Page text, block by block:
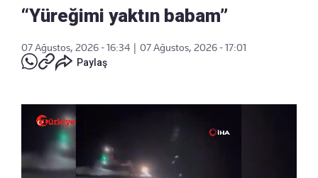
“Yüreğimi yaktın babam”
07 Ağustos, 2026 - 16:34
07 Ağustos, 2026 - 17:01
Paylaş